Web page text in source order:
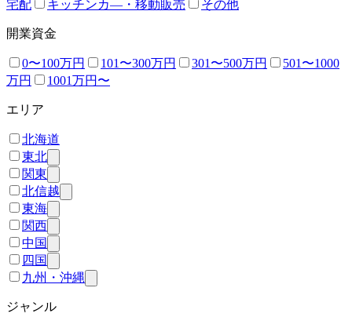
宅配
キッチンカ―・移動販売 その他
開業資金
0〜100万円 101〜300万円 301〜500万円
501〜1000
万円
1001万円〜
エリア
北海道
東北
関東
北信越
東海
関西
中国
四国
九州・沖縄
ジャンル